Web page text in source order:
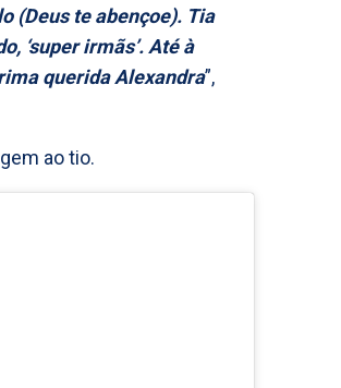
(Deus te abençoe). Tia
‘super irmãs’. Até à
querida Alexandra”,
ao tio.